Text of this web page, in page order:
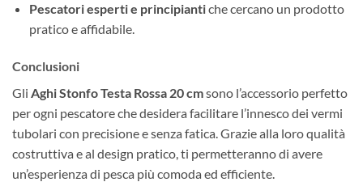
Pescatori esperti e principiantiche cercano un prodotto
pratico e affidabile.
Conclusioni
Gli Aghi Stonfo Testa Rossa 20 cmsono l’accessorio perfetto
per ogni pescatore che desidera facilitare l’innesco dei vermi
tubolari con precisione e senza fatica. Grazie alla loro qualità
costruttiva e al design pratico, ti permetteranno di avere
un’esperienza di pesca più comoda ed efficiente.